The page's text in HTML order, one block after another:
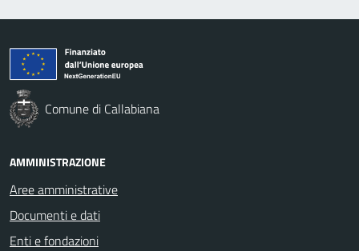
Comune di Callabiana
AMMINISTRAZIONE
Aree amministrative
Documenti e dati
Enti e fondazioni